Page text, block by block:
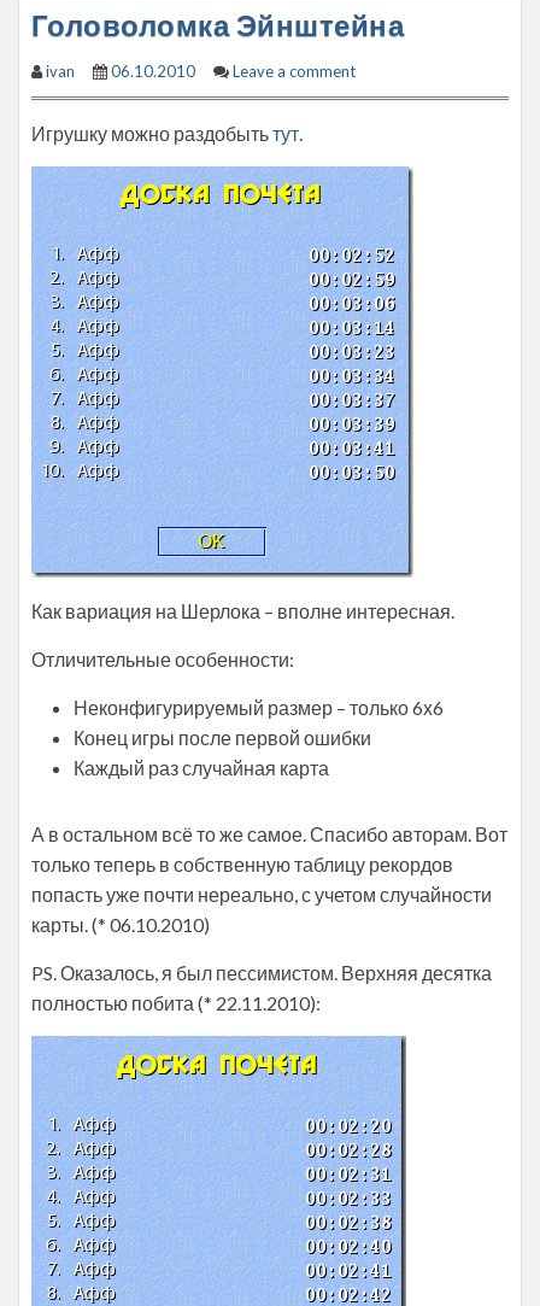
Головоломка Эйнштейна
ivan 06.10.2010 Leave a comment
Игрушку можно раздобытьтут.
Как вариация на Шерлока – вполне интересная.
Отличительные особенности:
Неконфигурируемый размер – только 6х6
Конец игры после первой ошибки
Каждый раз случайная карта
А в остальном всё то же самое. Спасибо авторам. Вот
только теперь в собственную таблицу рекордов
попасть уже почти нереально, с учетом случайности
карты. (* 06.10.2010)
PS. Оказалось, я был пессимистом. Верхняя десятка
полностью побита (* 22.11.2010):